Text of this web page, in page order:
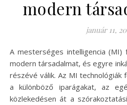
modern
január 11,
A mesterséges intelligencia (MI) folyamatosan formálja a
modern társadalmat, és egyre
részévé válik. Az MI technológiák
a különböző iparágakat, az
közlekedésen át a